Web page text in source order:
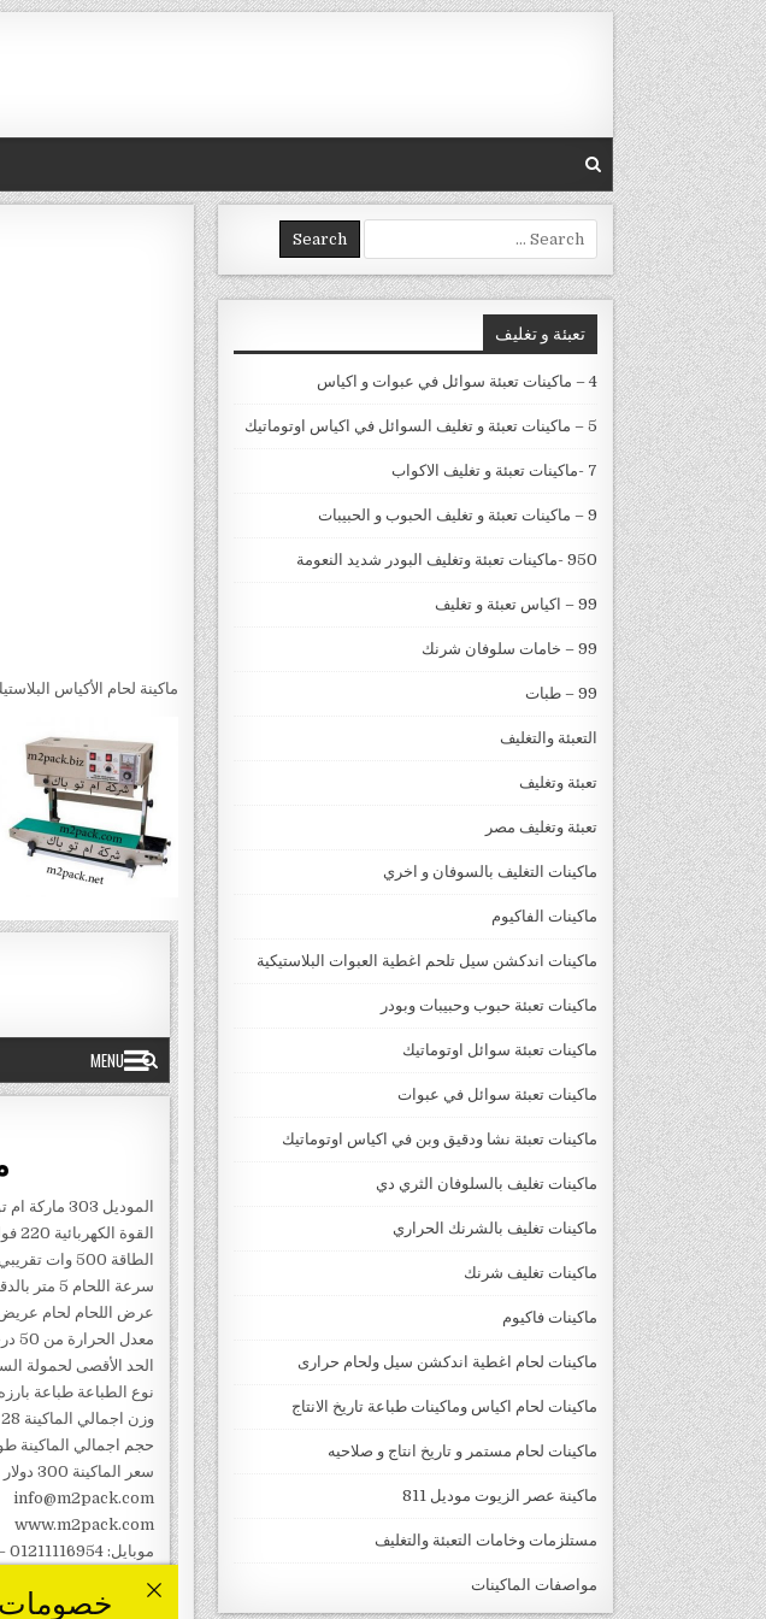
Skip to content
ماكينة لحام الأكياس البلاستيك موديل 303
Search for:
تعبئة و تغليف
4 – ماكينات تعبئة سوائل في عبوات و اكياس
5 – ماكينات تعبئة و تغليف السوائل في اكياس اوتوماتيك
7 -ماكينات تعبئة و تغليف الاكواب
9 – ماكينات تعبئة و تغليف الحبوب و الحبيبات
950 -ماكينات تعبئة وتغليف البودر شديد النعومة
99 – اكياس تعبئة و تغليف
99 – خامات سلوفان شرنك
99 – طبات
التعبئة والتغليف
تعبئة وتغليف
تعبئة وتغليف مصر
ماكينات التغليف بالسوفان و اخري
ماكينات الفاكيوم
ماكينات اندكشن سيل تلحم اغطية العبوات البلاستيكية
ماكينات تعبئة حبوب وحبيبات وبودر
ماكينات تعبئة سوائل اوتوماتيك
ماكينات تعبئة سوائل في عبوات
ماكينات تعبئة نشا ودقيق وبن في اكياس اوتوماتيك
ماكينات تغليف بالسلوفان الثري دي
ماكينات تغليف بالشرنك الحراري
ماكينات تغليف شرنك
ماكينات فاكيوم
ماكينات لحام اغطية اندكشن سيل ولحام حرارى
ماكينات لحام اكياس وماكينات طباعة تاريخ الانتاج
ماكينات لحام مستمر و تاريخ انتاج و صلاحيه
ماكينة عصر الزيوت موديل 811
مستلزمات وخامات التعبئة والتغليف
مواصفات الماكينات